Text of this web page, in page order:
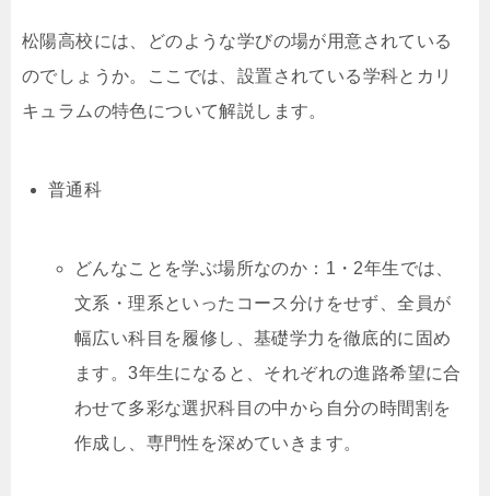
松陽高校には、どのような学びの場が用意されている
のでしょうか。ここでは、設置されている学科とカリ
キュラムの特色について解説します。
普通科
どんなことを学ぶ場所なのか：1・2年生では、
文系・理系といったコース分けをせず、全員が
幅広い科目を履修し、基礎学力を徹底的に固め
ます。3年生になると、それぞれの進路希望に合
わせて多彩な選択科目の中から自分の時間割を
作成し、専門性を深めていきます。